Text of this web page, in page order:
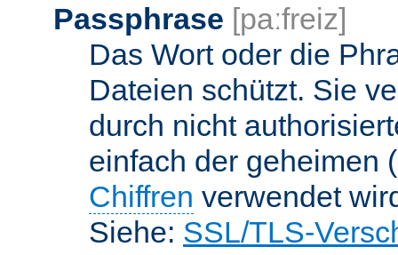
Passphrase [paːfreiz]
Das Wort oder die
Dateien schützt. Sie
durch nicht
einfach der geheimen
Chiffren verwendet
Siehe: SSL/TLS-